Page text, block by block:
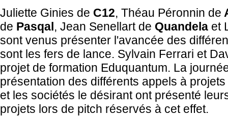
Juliette Ginies de C12, Théau Péronnin de
de Pasqal, Jean Senellart de Quandela et
sont venus présenter l'avancée des
sont les fers de lance. Sylvain Ferrari et
projet de formation Eduquantum. La
présentation des différents appels à
et les sociétés le désirant ont présenté
projets lors de pitch réservés à cet effet.